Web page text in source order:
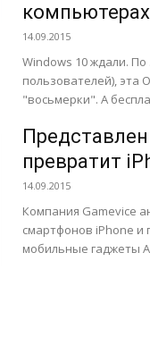
пользователя
14.09.2015
Windows 10 ждали.
пользователей), эта
"восьмерки". А
превратит
игровую
14.09.2015
Компания Gamevice
смартфонов iPhone
мобильные гаджеты